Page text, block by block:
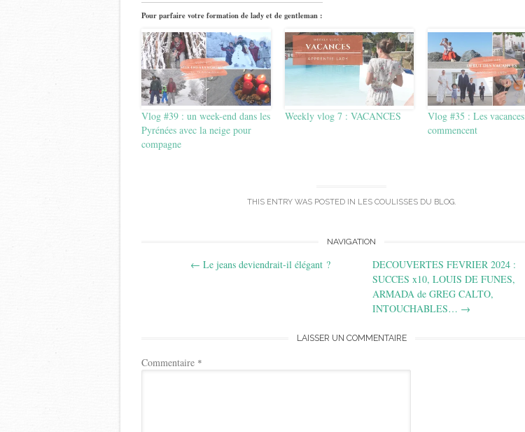
Pour parfaire votre formation de lady et de gentleman :
Vlog #39 : un week-end dans les
Pyrénées avec la neige pour
compagne
Weekly vlog 7 : VACANCES
Vlog #35 : Les vacances
commencent
THIS ENTRY WAS POSTED IN LES COULISSES DU BLOG.
navigation
NAVIGATION
← Le jeans deviendrait-il élégant ?
DECOUVERTES FEVRIER 2024 :
SUCCES x10, LOUIS DE FUNES,
ARMADA de GREG CALTO,
INTOUCHABLES… →
LAISSER UN COMMENTAIRE
Commentaire *